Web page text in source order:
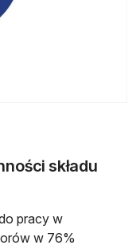
składu
pracy w
w 76%